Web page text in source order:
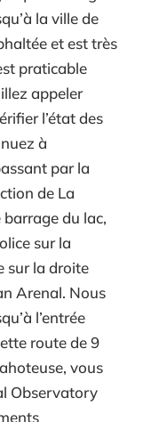
la ville de
et est très
praticable
appeler
l’état des
à
par la
de La
du lac,
sur la
sur la droite
Arenal. Nous
l’entrée
route de 9
vous
Observatory